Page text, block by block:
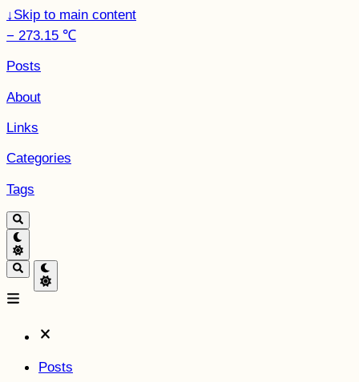
↓Skip to main content
− 273.15 ℃
Posts
About
Links
Categories
Tags
Posts